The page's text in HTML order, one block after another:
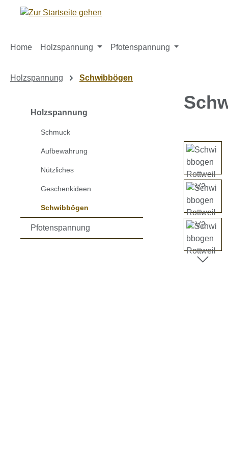
Hauptinhalt springen
Zur Suche springen
Zur Hauptnavigation springen
Home Holzspannung Pfotenspannung
Holzspannung Schwibbögen
Holzspannung
Schmuck
Aufbewahrung
Nützliches
Geschenkideen
Schwibbögen
Pfotenspannung